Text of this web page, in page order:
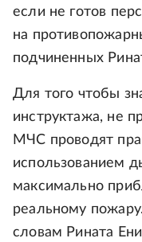
если не готов
на
подчиненных
Для того чтобы
инструктажа, не
МЧС проводят
использованием
максимально
реальному
словам Рината